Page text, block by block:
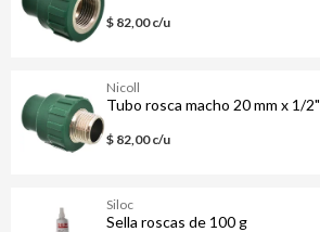
$ 82,00 c/u
Nicoll
Tubo rosca macho 20 mm x 1/2"
$ 82,00 c/u
Siloc
Sella roscas de 100 g